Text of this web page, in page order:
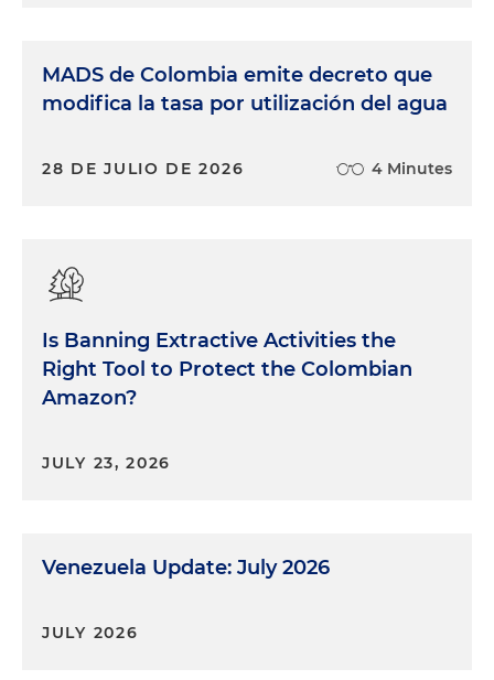
MADS de Colombia emite decreto que
modifica la tasa por utilización del agua
28 DE JULIO DE 2026 4 Minutes
Is Banning Extractive Activities the
Right Tool to Protect the Colombian
Amazon?
JULY 23, 2026
Venezuela Update: July 2026
JULY 2026